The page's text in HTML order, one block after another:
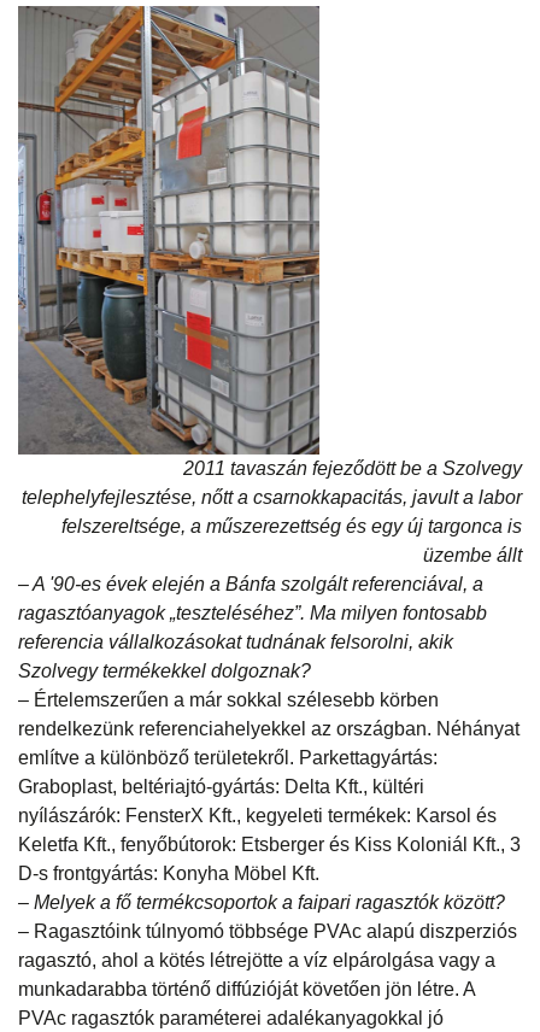
2011 tavaszán fejeződött be a Szolvegy
telephelyfejlesztése, nőtt a csarnokkapacitás, javult a labor
felszereltsége, a műszerezettség és egy új targonca is
üzembe állt
– A '90-es évek elején a Bánfa szolgált referenciával, a
ragasztóanyagok „teszteléséhez”. Ma milyen fontosabb
referencia vállalkozásokat tudnának felsorolni, akik
Szolvegy termékekkel dolgoznak?
– Értelemszerűen a már sokkal szélesebb körben
rendelkezünk referenciahelyekkel az országban. Néhányat
említve a különböző területekről. Parkettagyártás:
Graboplast, beltériajtó-gyártás: Delta Kft., kültéri
nyílászárók: FensterX Kft., kegyeleti termékek: Karsol és
Keletfa Kft., fenyőbútorok: Etsberger és Kiss Koloniál Kft., 3
D-s frontgyártás: Konyha Möbel Kft.
– Melyek a fő termékcsoportok a faipari ragasztók között?
– Ragasztóink túlnyomó többsége PVAc alapú diszperziós
ragasztó, ahol a kötés létrejötte a víz elpárolgása vagy a
munkadarabba történő diffúzióját követően jön létre. A
PVAc ragasztók paraméterei adalékanyagokkal jó